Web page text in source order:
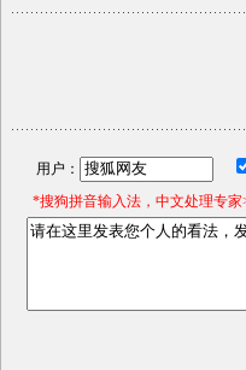
用户：
*搜狗拼音输入法，中文处理专家